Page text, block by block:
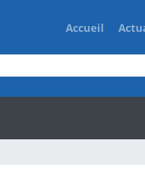
Accueil